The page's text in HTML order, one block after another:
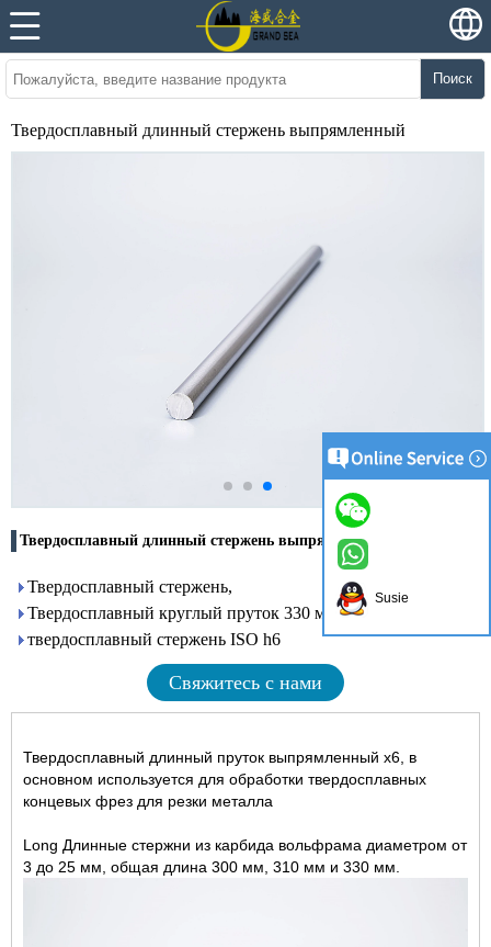
Поиск
Твердосплавный длинный стержень выпрямленный
Твердосплавный длинный стержень выпрямленный
Твердосплавный стержень,
Твердосплавный круглый пруток 330 мм,
твердосплавный стержень ISO h6
Свяжитесь с нами
Твердосплавный длинный пруток выпрямленный х6, в
основном используется для обработки твердосплавных
концевых фрез для резки металла
Long Длинные стержни из карбида вольфрама диаметром от
3 до 25 мм, общая длина 300 мм, 310 мм и 330 мм.
Susie